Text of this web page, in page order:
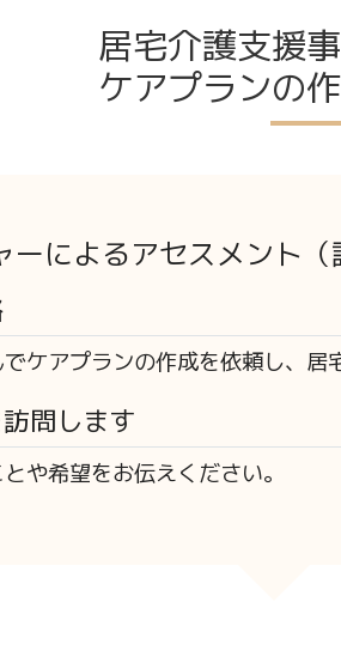
居宅介護支援
ケアプランの
によるアセスメント（
ケアプランの作成を依頼し、居
問します
や希望をお伝えください。